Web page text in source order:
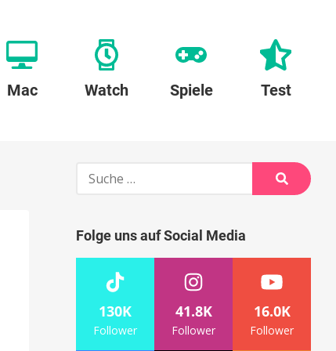
Mac Watch Spiele Test
Suche
Suche
Folge uns auf Social Media
130K
Follower
41.8K
Follower
16.0K
Follower